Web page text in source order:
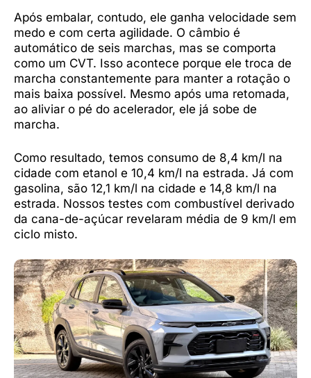
Após embalar, contudo, ele ganha velocidade sem
medo e com certa agilidade. O câmbio é
automático de seis marchas, mas se comporta
como um CVT. Isso acontece porque ele troca de
marcha constantemente para manter a rotação o
mais baixa possível. Mesmo após uma retomada,
ao aliviar o pé do acelerador, ele já sobe de
marcha.
Como resultado, temos consumo de 8,4 km/l na
cidade com etanol e 10,4 km/l na estrada. Já com
gasolina, são 12,1 km/l na cidade e 14,8 km/l na
estrada. Nossos testes com combustível derivado
da cana-de-açúcar revelaram média de 9 km/l em
ciclo misto.